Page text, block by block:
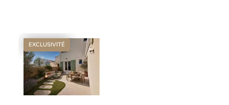
EXCLUSIVITÉ